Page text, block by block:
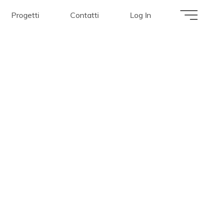
Progetti Contatti Log In